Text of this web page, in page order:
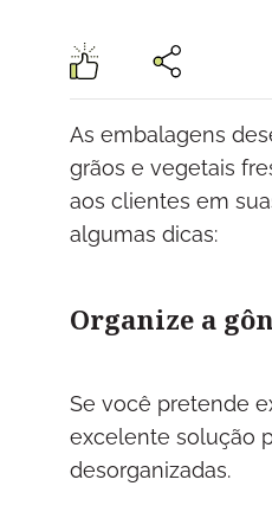
As embalagens
grãos e vegetais
aos clientes em
algumas dicas:
Organize a
Se você pretende
excelente solução
desorganizadas.